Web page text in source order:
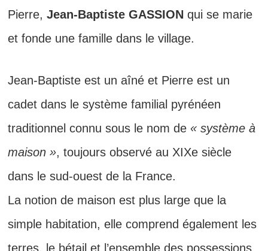
Pierre, Jean-Baptiste GASSION qui se marie
et fonde une famille dans le village.
Jean-Baptiste est un aîné et Pierre est un
cadet dans le système familial pyrénéen
traditionnel connu sous le nom de « système à
maison », toujours observé au XIXe siècle
dans le sud-ouest de la France.
La notion de maison est plus large que la
simple habitation, elle comprend également les
terres, le bétail et l’ensemble des possessions